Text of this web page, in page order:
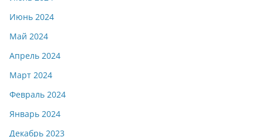
Июнь 2024
Май 2024
Апрель 2024
Март 2024
Февраль 2024
Январь 2024
Декабрь 2023